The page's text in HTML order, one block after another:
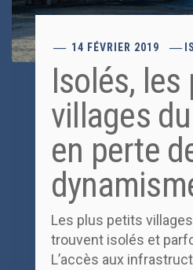
14 FÉVRIER 2019
Isolés, les
villages
en perte
Les plus petits
trouvent isolés et
L’accès aux